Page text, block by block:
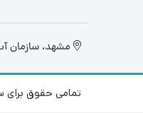
مشهد، سازمان آب نبش شهید صادقی
تمامی حقوق